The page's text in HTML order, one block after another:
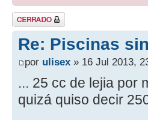
Tema cerrado
Re: Piscinas
por ulisex » 16 Jul 2013,
... 25 cc de lejia por
quizá quiso decir